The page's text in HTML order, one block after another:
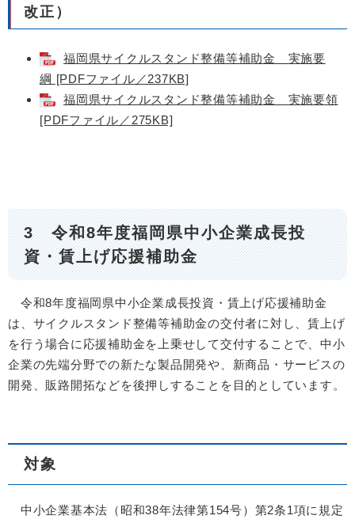
改正）
福岡県サイクルスタンド整備等補助金 実施要
綱 [PDFファイル／237KB]
福岡県サイクルスタンド整備等補助金 実施要領
[PDFファイル／275KB]
3 令和8年度福岡県中小企業成長投
資・賃上げ応援補助金
令和8年度福岡県中小企業成長投資・賃上げ応援補助金
は、サイクルスタンド整備等補助金の交付者に対し、賃上げ
を行う場合に応援補助金を上乗せして交付することで、中小
企業の先端分野での新たな製品開発や、新商品・サービスの
開発、販路開拓などを後押しすることを目的としています。
対象
中小企業基本法（昭和38年法律第154号）第2条1項に規定